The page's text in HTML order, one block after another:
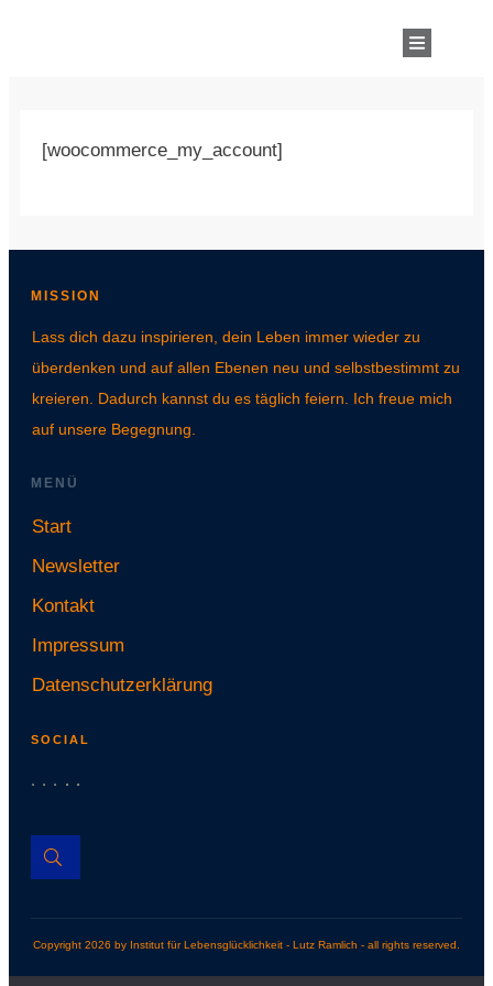
[woocommerce_my_account]
MISSION
Lass dich dazu inspirieren, dein Leben immer wieder zu
überdenken und auf allen Ebenen neu und selbstbestimmt zu
kreieren. Dadurch kannst du es täglich feiern. Ich freue mich
auf unsere Begegnung.
MENÜ
Start
Newsletter
Kontakt
Impressum
Datenschutzerklärung
SOCIAL
Copyright 2026 by Institut für Lebensglücklichkeit - Lutz Ramlich - all rights reserved.